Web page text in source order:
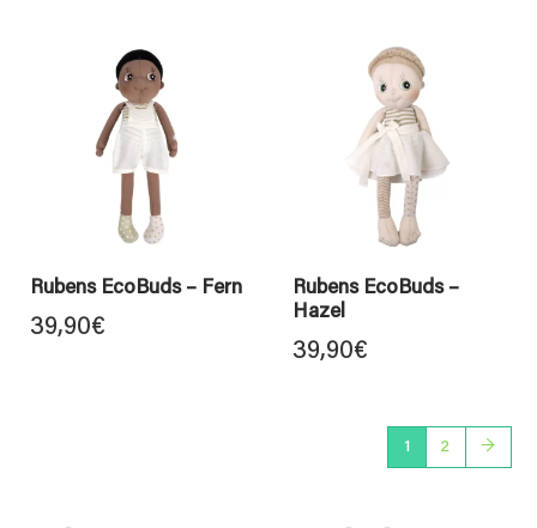
Rubens EcoBuds – Fern
39,90€
Rubens EcoBuds –
Hazel
39,90€
1 2 →